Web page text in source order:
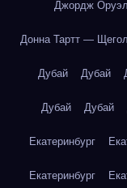
Джордж
Донна Тартт — Щегол
Дубай Дубай
Дубай Дубай
Екатеринбург
Екатеринбург